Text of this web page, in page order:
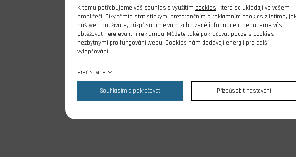
K tomu potřebujeme váš souhlas s využitím cookies, které se ukládají ve vašem
prohlížeči. Díky těmto statistickým, preferenčním a reklamním cookies zjistíme, jak
náš web používáte, přizpůsobíme vám zobrazené informace a nebudeme vás
obtěžovat nerelevantní reklamou. Můžete také pokračovat pouze s cookies
nezbytnými pro fungování webu. Cookies nám dodávají energii pro další
vylepšování.
Přečíst více
Souhlasím a pokračovat Přizpůsobit nastavení